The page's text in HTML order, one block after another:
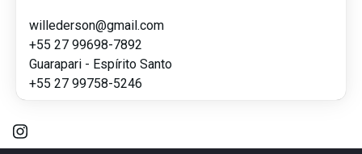
willederson@gmail.com
+55 27 99698-7892
Guarapari - Espírito Santo
+55 27 99758-5246